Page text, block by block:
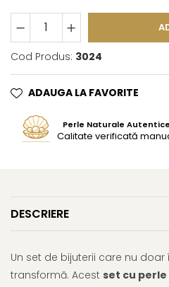
Cod Produs: 3024
ADAUGA LA FAVORITE
Perle Naturale Autentice
Calitate verificată
DESCRIERE
Un set de bijuterii care nu
transformă. Acest set cu